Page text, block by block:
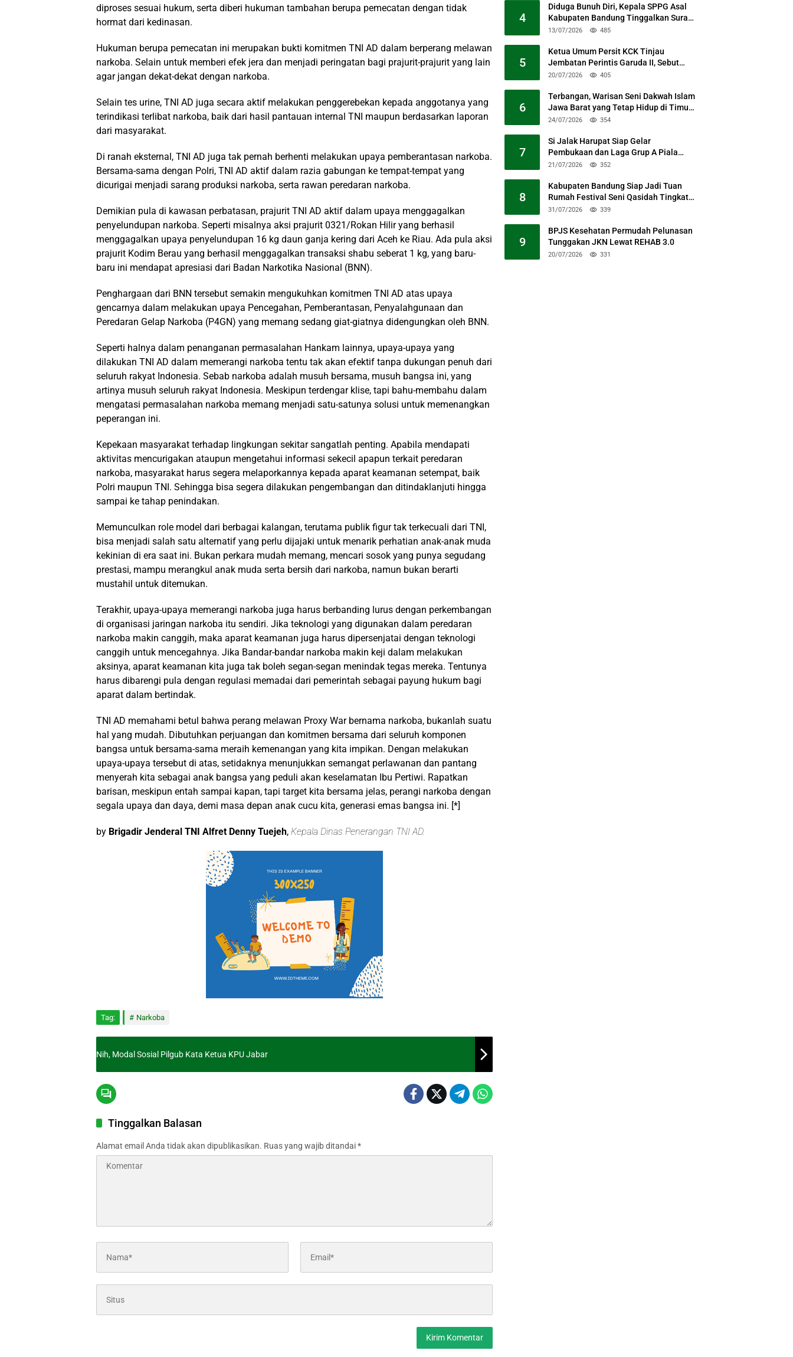
diproses sesuai hukum, serta diberi hukuman tambahan berupa pemecatan dengan tidak
hormat dari kedinasan.
Hukuman berupa pemecatan ini merupakan bukti komitmen TNI AD dalam berperang melawan
narkoba. Selain untuk memberi efek jera dan menjadi peringatan bagi prajurit-prajurit yang lain
agar jangan dekat-dekat dengan narkoba.
Selain tes urine, TNI AD juga secara aktif melakukan penggerebekan kepada anggotanya yang
terindikasi terlibat narkoba, baik dari hasil pantauan internal TNI maupun berdasarkan laporan
dari masyarakat.
Di ranah eksternal, TNI AD juga tak pernah berhenti melakukan upaya pemberantasan narkoba.
Bersama-sama dengan Polri, TNI AD aktif dalam razia gabungan ke tempat-tempat yang
dicurigai menjadi sarang produksi narkoba, serta rawan peredaran narkoba.
Demikian pula di kawasan perbatasan, prajurit TNI AD aktif dalam upaya menggagalkan
penyelundupan narkoba. Seperti misalnya aksi prajurit 0321/Rokan Hilir yang berhasil
menggagalkan upaya penyelundupan 16 kg daun ganja kering dari Aceh ke Riau. Ada pula aksi
prajurit Kodim Berau yang berhasil menggagalkan transaksi shabu seberat 1 kg, yang baru-
baru ini mendapat apresiasi dari Badan Narkotika Nasional (BNN).
Penghargaan dari BNN tersebut semakin mengukuhkan komitmen TNI AD atas upaya
gencarnya dalam melakukan upaya Pencegahan, Pemberantasan, Penyalahgunaan dan
Peredaran Gelap Narkoba (P4GN) yang memang sedang giat-giatnya didengungkan oleh BNN.
Seperti halnya dalam penanganan permasalahan Hankam lainnya, upaya-upaya yang
dilakukan TNI AD dalam memerangi narkoba tentu tak akan efektif tanpa dukungan penuh dari
seluruh rakyat Indonesia. Sebab narkoba adalah musuh bersama, musuh bangsa ini, yang
artinya musuh seluruh rakyat Indonesia. Meskipun terdengar klise, tapi bahu-membahu dalam
mengatasi permasalahan narkoba memang menjadi satu-satunya solusi untuk memenangkan
peperangan ini.
Kepekaan masyarakat terhadap lingkungan sekitar sangatlah penting. Apabila mendapati
aktivitas mencurigakan ataupun mengetahui informasi sekecil apapun terkait peredaran
narkoba, masyarakat harus segera melaporkannya kepada aparat keamanan setempat, baik
Polri maupun TNI. Sehingga bisa segera dilakukan pengembangan dan ditindaklanjuti hingga
sampai ke tahap penindakan.
Memunculkan role model dari berbagai kalangan, terutama publik figur tak terkecuali dari TNI,
bisa menjadi salah satu alternatif yang perlu dijajaki untuk menarik perhatian anak-anak muda
kekinian di era saat ini. Bukan perkara mudah memang, mencari sosok yang punya segudang
prestasi, mampu merangkul anak muda serta bersih dari narkoba, namun bukan berarti
mustahil untuk ditemukan.
Terakhir, upaya-upaya memerangi narkoba juga harus berbanding lurus dengan perkembangan
di organisasi jaringan narkoba itu sendiri. Jika teknologi yang digunakan dalam peredaran
narkoba makin canggih, maka aparat keamanan juga harus dipersenjatai dengan teknologi
canggih untuk mencegahnya. Jika Bandar-bandar narkoba makin keji dalam melakukan
aksinya, aparat keamanan kita juga tak boleh segan-segan menindak tegas mereka. Tentunya
harus dibarengi pula dengan regulasi memadai dari pemerintah sebagai payung hukum bagi
aparat dalam bertindak.
TNI AD memahami betul bahwa perang melawan Proxy War bernama narkoba, bukanlah suatu
hal yang mudah. Dibutuhkan perjuangan dan komitmen bersama dari seluruh komponen
bangsa untuk bersama-sama meraih kemenangan yang kita impikan. Dengan melakukan
upaya-upaya tersebut di atas, setidaknya menunjukkan semangat perlawanan dan pantang
menyerah kita sebagai anak bangsa yang peduli akan keselamatan Ibu Pertiwi. Rapatkan
barisan, meskipun entah sampai kapan, tapi target kita bersama jelas, perangi narkoba dengan
segala upaya dan daya, demi masa depan anak cucu kita, generasi emas bangsa ini. [*]
by Brigadir Jenderal TNI Alfret Denny Tuejeh, Kepala Dinas Penerangan TNI AD.
Tag: Narkoba
Nih, Modal Sosial Pilgub Kata Ketua KPU Jabar
Tinggalkan Balasan
Alamat email Anda tidak akan dipublikasikan. Ruas yang wajib ditandai*
4
Diduga Bunuh Diri, Kepala SPPG Asal
Kabupaten Bandung Tinggalkan Surat
Permohonan Maaf
13/07/2026 485
5
Ketua Umum Persit KCK Tinjau
Jembatan Perintis Garuda II, Sebut
Simbol Kebersamaan TNI dan Rakyat
20/07/2026 405
6
Terbangan, Warisan Seni Dakwah Islam
Jawa Barat yang Tetap Hidup di Timur
Kabupaten Bandung
24/07/2026 354
7
Si Jalak Harupat Siap Gelar
Pembukaan dan Laga Grup A Piala
Presiden 2026 Sabtu Mendatang
21/07/2026 352
8
Kabupaten Bandung Siap Jadi Tuan
Rumah Festival Seni Qasidah Tingkat
Nasional
31/07/2026 339
9
BPJS Kesehatan Permudah Pelunasan
Tunggakan JKN Lewat REHAB 3.0
20/07/2026 331